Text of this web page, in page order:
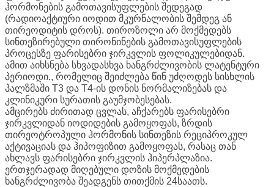
ჰორმონების გამოთავისუფლების შედეგად
(რადიოაქტიური იოდით მკურნალობის შემდეგ ან
თირეოდიტის დროს). თიროზოლი არ მოქმედებს
სინთეზირებული თირონინების გამოთავისუფლების
პროცესზე ფარისებრი ჯირკვლის ფოლიკულებიდან.
ამით აიხსნება სხვადასხვა ხანგრძლივობის ლატენტური
პერიოდი., რომელიც შეიძლება წინ უძღოდეს სისხლის
პალზმაში T3 და T4-ის დონის ნორმალიზებას და
კლინიკური სურათის გაუმჯობესებას.
ამცირებს ძირითად ცვლას, აჩქარებს ფარისებრი
ჯირკვლიდან იოდიდების გამოყოფას, ზრდის
თირეოტროპული ჰორმონის სინთეზის რეციპროკულ
აქტივაციას და ჰიპოფიზით გამოყოფას, რასაც თან
ახლავს ფარისებრი ჯირკვლის ჰიპერპლაზია.
ერთჯერადად მიღებული დოზის მოქმედების
ხანგრძლივობა შეადგენს თითქმის 24საათს.